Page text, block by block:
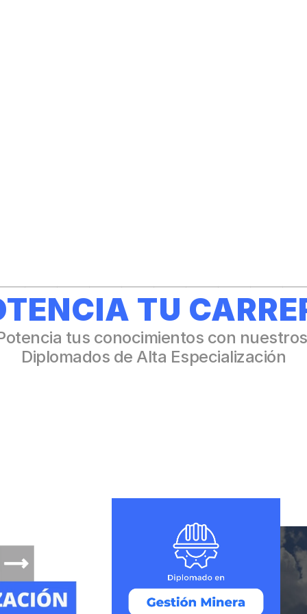
TU
tus conocimientos con nuestros
Diplomados de Alta Especialización